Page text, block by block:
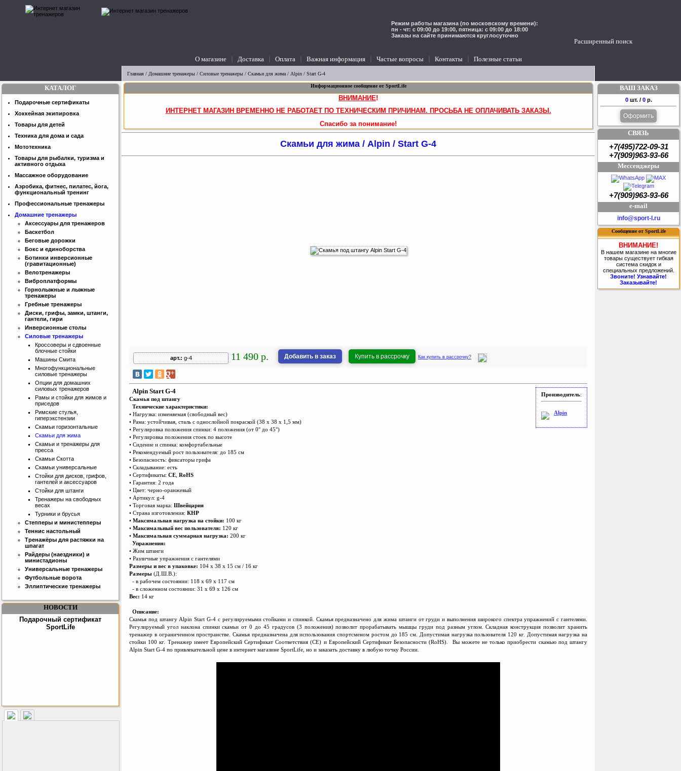
Расширенный поиск
Режим работы магазина (по московскому времени):
пн - чт: с 09:00 до 19:00, пятница: с 09:00 до 18:00
Заказы на сайте принимаются круглосуточно
О магазине Доставка Оплата Важная информация Частые вопросы Контакты Полезные статьи
Главная / Домашние тренажеры / Силовые тренажеры / Скамьи для жима / Alpin / Start G-4
Информационное сообщение от SportLife
ВНИМАНИЕ!
ИНТЕРНЕТ МАГАЗИН ВРЕМЕННО НЕ РАБОТАЕТ ПО ТЕХНИЧЕСКИМ ПРИЧИНАМ. ПРОСЬБА НЕ ОПЛАЧИВАТЬ ЗАКАЗЫ.
Спасибо за понимание!
Скамьи для жима / Alpin / Start G-4
арт.: g-4 11 490 р. Добавить в заказ Купить в рассрочку Как купить в рассрочку?
Производитель:
Alpin
Alpin Start G-4
Скамья под штангу
Технические характеристики:
• Нагрузка: изменяемая (свободный вес)
• Рама: устойчивая, сталь с однослойной покраской (38 х 38 х 1,5 мм)
• Регулировка положения спинки: 4 положения (от 0° до 45°)
• Регулировка положения стоек по высоте
• Сидение и спинка: комфортабельные
• Рекомендуемый рост пользователя: до 185 см
• Безопасность: фиксаторы грифа
• Складывание: есть
• Сертификаты: CE RoHS
• Гарантия: 2 года
• Цвет: черно-оранжевый
• Артикул: g-4
• Торговая марка: Швейцария
• Страна изготовления: КНР
• Максимальная нагрузка на стойки: 100 кг
• Максимальный вес пользователя: 120 кг
• Максимальная суммарная нагрузка: 200 кг
Упражнения:
• Жим штанги
• Различные упражнения с гантелями
Размеры и вес в упаковке: 104 х 38 х 15 см / 16 кг
Размеры (Д.Ш.В.):
- в рабочем состоянии: 118 х 69 х 117 см
- в сложенном состоянии: 31 х 69 х 126 см
Вес: 14 кг
Описание:
Скамья под штангу Alpin Start G-4 с регулируемыми стойками и спинкой. Скамья предназначено для жима штанги от груди и выполнения широкого спектра упражнений с гантелями.
Регулируемый угол наклона спинки скамьи от 0 до 45 градусов (3 положения) позволит прорабатывать мышцы груди под разным углом. Складная конструкция позволит хранить
тренажер в ограниченном пространстве. Скамья предназначена для использования спортсменом ростом до 185 см. Допустимая нагрузка пользователя 120 кг. Допустимая нагрузка на
стойки 100 кг. Тренажер имеет Европейский Сертификат Соответствия (CE) и Европейский Сертификат Безопасности (RoHS). Вы можете не только приобрести cкамью под штангу
Alpin Start G-4 по привлекательной цене в интернет магазине SportLife, но и заказать доставку в любую точку России.
КАТАЛОГ
Подарочные сертификаты
Хоккейная экипировка
Товары для детей
Техника для дома и сада
Мототехника
Товары для рыбалки, туризма и
активного отдыха
Массажное оборудование
Аэробика, фитнес, пилатес, йога,
функциональный тренинг
Профессиональные тренажеры
Домашние тренажеры
Аксессуары для тренажеров
Баскетбол
Беговые дорожки
Бокс и единоборства
Ботинки инверсионные
(гравитационные)
Велотренажеры
Виброплатформы
Горнолыжные и лыжные
тренажеры
Гребные тренажеры
Диски, грифы, замки, штанги,
гантели, гири
Инверсионные столы
Силовые тренажеры
Кроссоверы и сдвоенные
блочные стойки
Машины Смита
Многофункциональные
силовые тренажеры
Опции для домашних
силовых тренажеров
Рамы и стойки для жимов и
приседов
Римские стулья,
гиперэкстензии
Скамьи горизонтальные
Скамьи для жима
Скамьи и тренажеры для
пресса
Скамьи Скотта
Скамьи универсальные
Стойки для дисков, грифов,
гантелей и аксессуаров
Стойки для штанги
Тренажеры на свободных
весах
Турники и брусья
Степперы и министепперы
Теннис настольный
Тренажёры для растяжки на
шпагат
Райдеры (наездники) и
министадионы
Универсальные тренажеры
Футбольные ворота
Эллиптические тренажеры
НОВОСТИ
Интернет магазин SportLife
Работаем на рынке спортивных
товаров с 2008 года!
Бесплатная сборка и доставка
товара!
Подарочный сертификат
SportLife
Как заставить женщину
заниматся спортом?
ВАШ ЗАКАЗ
0 шт. / 0 р.
Оформить
СВЯЗЬ
+7(495)722-09-31
+7(909)963-93-66
Мессенджеры
+7(909)963-93-66
e-mail
info@sport-l.ru
Сообщение от SportLife
ВНИМАНИЕ!
В нашем магазине на многие
товары существует гибкая
система скидок и
специальных предложений.
Звоните! Узнавайте!
Заказывайте!